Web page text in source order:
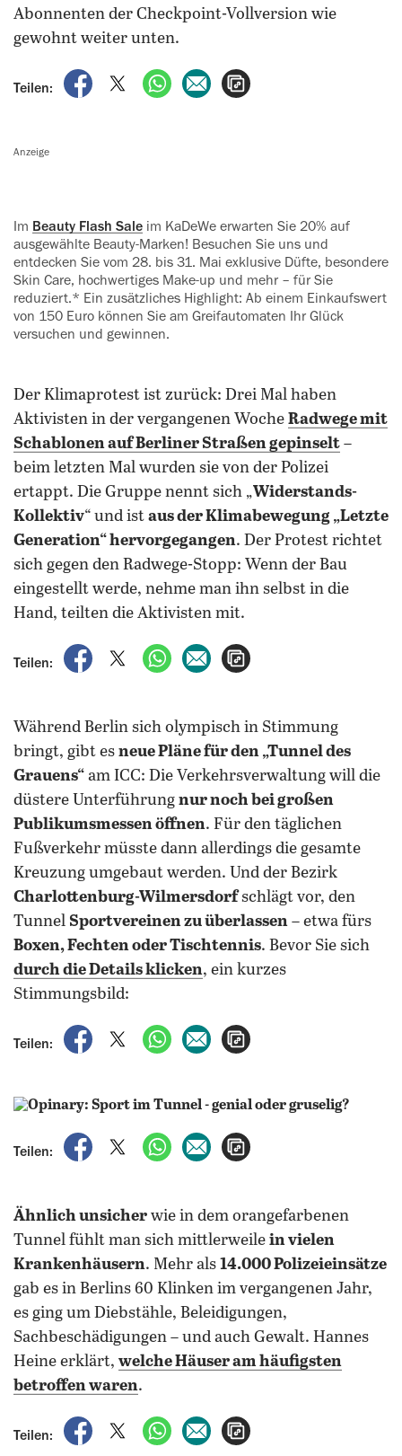
Abonnenten der Checkpoint-Vollversion wie
gewohnt weiter unten.
Teilen:
auf Facebook teilen
auf X teilenper WhatsApp teilen
per E-Mail teilen
Anzeige
Im Beauty Flash Sale im KaDeWe ‍erwarten Sie 20% auf
ausgewählte ‍Beauty-Marken! Besuchen Sie uns und
entdecken Sie vom 28. bis 31. Mai ‍exklusive Düfte, besondere
Skin Care, hochwertiges Make-up und mehr – für Sie
reduziert.* Ein zusätzliches Highlight: Ab einem Einkaufswert
von 150 Euro können Sie am Greifautomaten Ihr Glück
versuchen und gewinnen.
Der Klimaprotest ist zurück: Drei Mal haben
Aktivisten in der vergangenen Woche Radwege mit
Schablonen auf Berliner Straßen gepinselt –
beim letzten Mal wurden sie von der Polizei
ertappt. Die Gruppe nennt sich „Widerstands-
Kollektiv“ und ist aus der Klimabewegung „Letzte
Generation“ hervorgegangen. Der Protest richtet
sich gegen den Radwege-Stopp: Wenn der Bau
eingestellt werde, nehme man ihn selbst in die
Hand, teilten die Aktivisten mit.
Teilen:
auf Facebook teilen
auf X teilenper WhatsApp teilen
per E-Mail teilen
Während Berlin sich olympisch in Stimmung
bringt, gibt es neue Pläne für den „Tunnel des
Grauens“ am ICC: Die Verkehrsverwaltung will die
düstere Unterführung nur noch bei großen
Publikumsmessen öffnen. Für den täglichen
Fußverkehr müsste dann allerdings die gesamte
Kreuzung umgebaut werden. Und der Bezirk
Charlottenburg-Wilmersdorfschlägt vor, den
Tunnel Sportvereinen zu überlassen – etwa fürs
Boxen, Fechten oder Tischtennis. Bevor Sie sich
durch die Details klicken, ein kurzes
Stimmungsbild:
Teilen:
auf Facebook teilen
auf X teilenper WhatsApp teilen
per E-Mail teilen
Teilen:
auf Facebook teilen
auf X teilenper WhatsApp teilen
per E-Mail teilen
Ähnlich unsicher wie in dem orangefarbenen
Tunnel fühlt man sich mittlerweile in vielen
Krankenhäusern. Mehr als 14.000 Polizeieinsätze
gab es in Berlins 60 Klinken im vergangenen Jahr,
es ging um Diebstähle, Beleidigungen,
Sachbeschädigungen – und auch Gewalt. Hannes
Heine erklärt, welche Häuser am häufigsten
betroffen waren.
Teilen:
auf Facebook teilen
auf X teilenper WhatsApp teilen
per E-Mail teilen